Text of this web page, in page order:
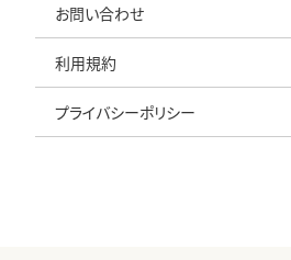
お問い合わせ
利用規約
プライバシーポリシー